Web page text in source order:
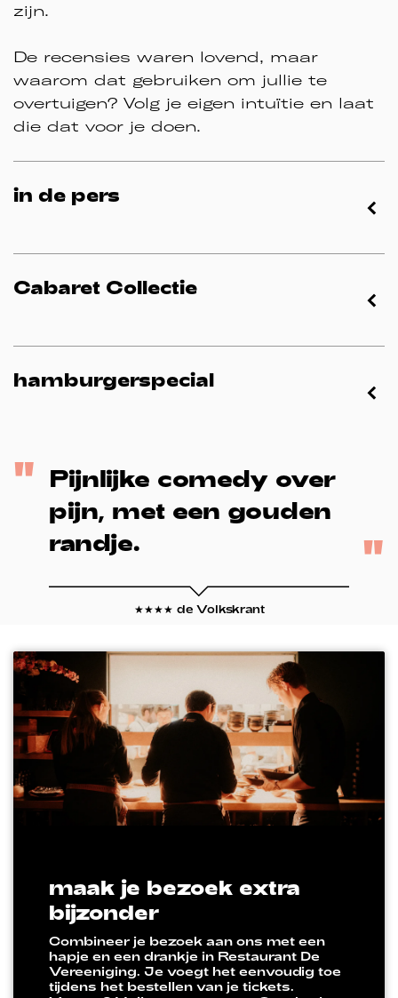
zijn.
De recensies waren lovend, maar
waarom dat gebruiken om jullie te
overtuigen? Volg je eigen intuïtie en laat
die dat voor je doen.
in de pers
Cabaret Collectie
hamburgerspecial
Pijnlijke comedy over
pijn, met een gouden
randje.
★★★★ de Volkskrant
maak je bezoek extra
bijzonder
Combineer je bezoek aan ons met een
hapje en een drankje in Restaurant De
Vereeniging. Je voegt het eenvoudig toe
tijdens het bestellen van je tickets.